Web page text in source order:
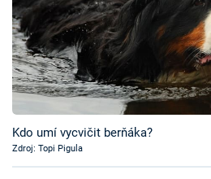
TV Program
Časopis
Sledujte prima+
Kdo umí vycvičit berňáka?
Zdroj: Topi Pigula